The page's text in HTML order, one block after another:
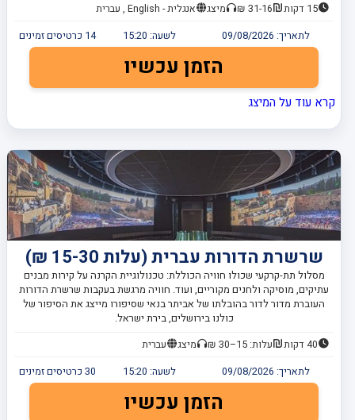
15 דקות 31-16 ₪ מיצג
אנגלית - English , עברית
לתאריך: 09/08/2026 לשעה: 15:20
14 כרטיסים זמינים
הזמן עכשיו
קרא עוד על המיצג
שרשרת הדורות עברית (עלות 15-30 ₪)
מסלול תת-קרקעי שכולו חוויה הכוללת: טכנולוגיית הקרנה על קירות מבנים
עתיקים, מוסיקה ולחנים מקוריים, ועוד. חוויה מרגשת בעקבות שרשרת הדורות
העוברת מדור לדור בהובלתו של אביתר בנאי שסיפורו מייצג את הסיפור של
כולנו בירושלים, בירת ישראל.
40 דקות עלות: 15–30 ₪ מיצג
עברית
לתאריך: 09/08/2026 לשעה: 15:20
30 כרטיסים זמינים
הזמן עכשיו